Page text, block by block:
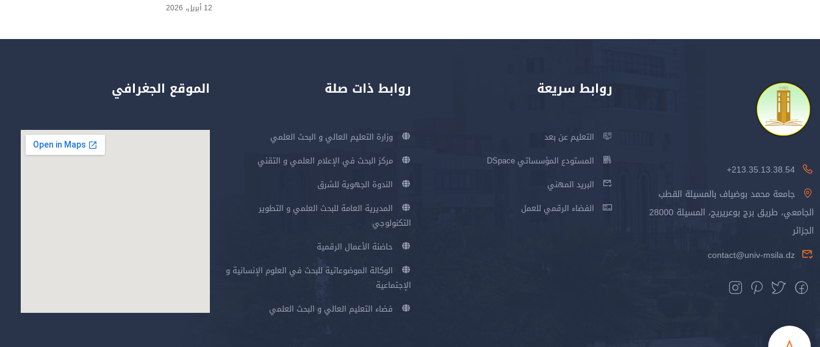
12 أبريل، 2026
213.35.13.38.54+
جامعة محمد بوضياف بالمسيلة القطب
الجامعي، طريق برج بوعريريج، المسيلة 28000
الجزائر
contact@univ-msila.dz
روابط سريعة
التعليم عن بعد
المستودع المؤسساتي DSpace
البريد المهني
الفضاء الرقمي للعمل
روابط ذات صلة
وزارة التعليم العالي و البحث العلمي
مركز البحث في الإعلام العلمي و التقني
الندوة الجهوية للشرق
المديرية العامة للبحث العلمي و التطوير
التكنولوجي
حاضنة الأعمال الرقمية
الوكالة الموضوعاتية للبحث في العلوم الإنسانية و
الإجتماعية
فضاء التعليم العالي و البحث العلمي
الموقع الجغرافي